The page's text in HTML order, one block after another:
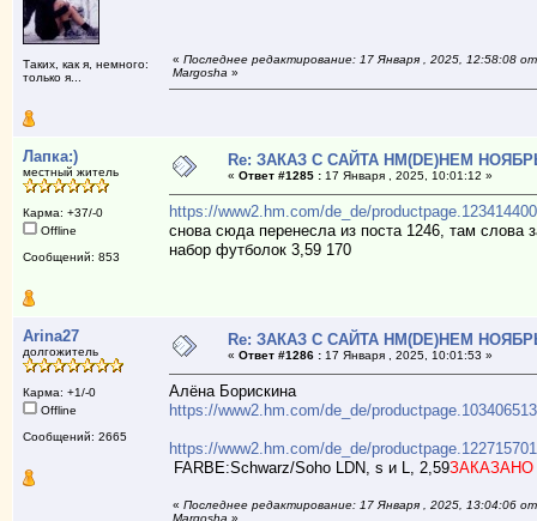
Таких, как я, немного:
только я...
« Последнее редактирование: 17 Января , 2025, 12:58:08 от
Margosha »
Лапка:)
местный житель
Карма: +37/-0
Offline
Сообщений: 853
Re: ЗАКАЗ С САЙТА НМ(DE)НЕМ
« Ответ #1285 :17 Января , 2025, 10:01:12 »
https://www2.hm.com/de_de/
снова сюда перенесла из поста 1246, там слова
набор футболок 3,59 170
Arina27
долгожитель
Карма: +1/-0
Offline
Сообщений: 2665
Re: ЗАКАЗ С САЙТА НМ(DE)НЕМ
« Ответ #1286 :17 Января , 2025, 10:01:53 »
Алёна Борискина
https://www2.hm.com/de_de/
https://www2.hm.com/de_de/
FARBE:Schwarz/Soho LDN, s и L, 2,59ЗАКАЗАНО
« Последнее редактирование: 17 Января , 2025, 13:04:06 от
Margosha »